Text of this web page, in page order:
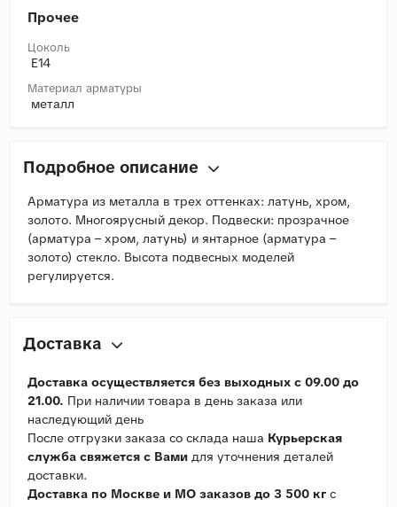
Прочее
Цоколь
E14
Материал арматуры
металл
Подробное описание
Арматура из металла в трех оттенках: латунь, хром,
золото. Многоярусный декор. Подвески: прозрачное
(арматура – хром, латунь) и янтарное (арматура –
золото) стекло. Высота подвесных моделей
регулируется.
Доставка
Доставка осуществляется без выходных с 09.00 до
21.00. При наличии товара в день заказа или
наследующий день
После отгрузки заказа со склада наша Курьерская
служба свяжется с Вами для уточнения деталей
доставки.
Доставка по Москве и МО заказов до 3 500 кг с